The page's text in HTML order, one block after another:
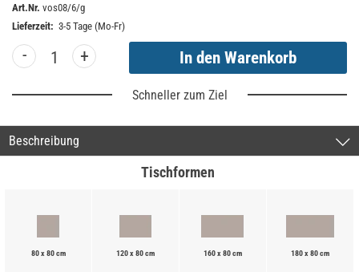
Art.Nr. vos08/6/g
Lieferzeit: 3-5 Tage (Mo-Fr)
- +
Schneller zum Ziel
Beschreibung
Tischformen
80 x 80 cm 120 x 80 cm 160 x 80 cm 180 x 80 cm